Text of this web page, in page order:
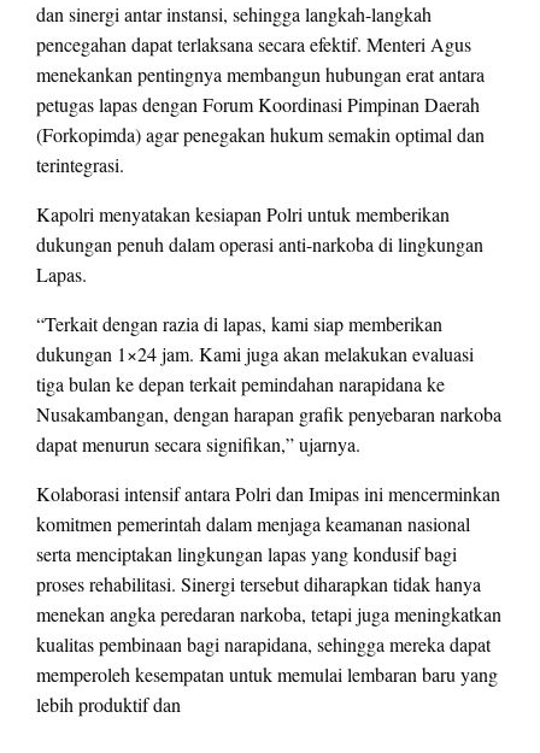
dan sinergi antar instansi, sehingga langkah-langkah
pencegahan dapat terlaksana secara efektif. Menteri Agus
menekankan pentingnya membangun hubungan erat antara
petugas lapas dengan Forum Koordinasi Pimpinan Daerah
(Forkopimda) agar penegakan hukum semakin optimal dan
terintegrasi.
Kapolri menyatakan kesiapan Polri untuk memberikan
dukungan penuh dalam operasi anti-narkoba di lingkungan
Lapas.
“Terkait dengan razia di lapas, kami siap memberikan
dukungan 1×24 jam. Kami juga akan melakukan evaluasi
tiga bulan ke depan terkait pemindahan narapidana ke
Nusakambangan, dengan harapan grafik penyebaran narkoba
dapat menurun secara signifikan,” ujarnya.
Kolaborasi intensif antara Polri dan Imipas ini mencerminkan
komitmen pemerintah dalam menjaga keamanan nasional
serta menciptakan lingkungan lapas yang kondusif bagi
proses rehabilitasi. Sinergi tersebut diharapkan tidak hanya
menekan angka peredaran narkoba, tetapi juga meningkatkan
kualitas pembinaan bagi narapidana, sehingga mereka dapat
memperoleh kesempatan untuk memulai lembaran baru yang
lebih produktif dan